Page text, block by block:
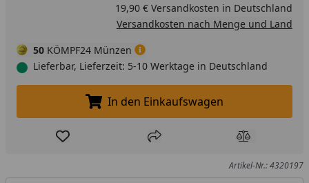
19,90 € Versandkosten in Deutschland
Versandkosten nach Menge und Land
50 KÖMPF24 Münzen
Lieferbar, Lieferzeit: 5-10 Werktage in Deutschland
In den Einkaufswagen legen
In den Einkaufswagen
Produkt zur Wunschliste hinzufügen
Teilen Produkt
Artikel-Nr.: 4320197